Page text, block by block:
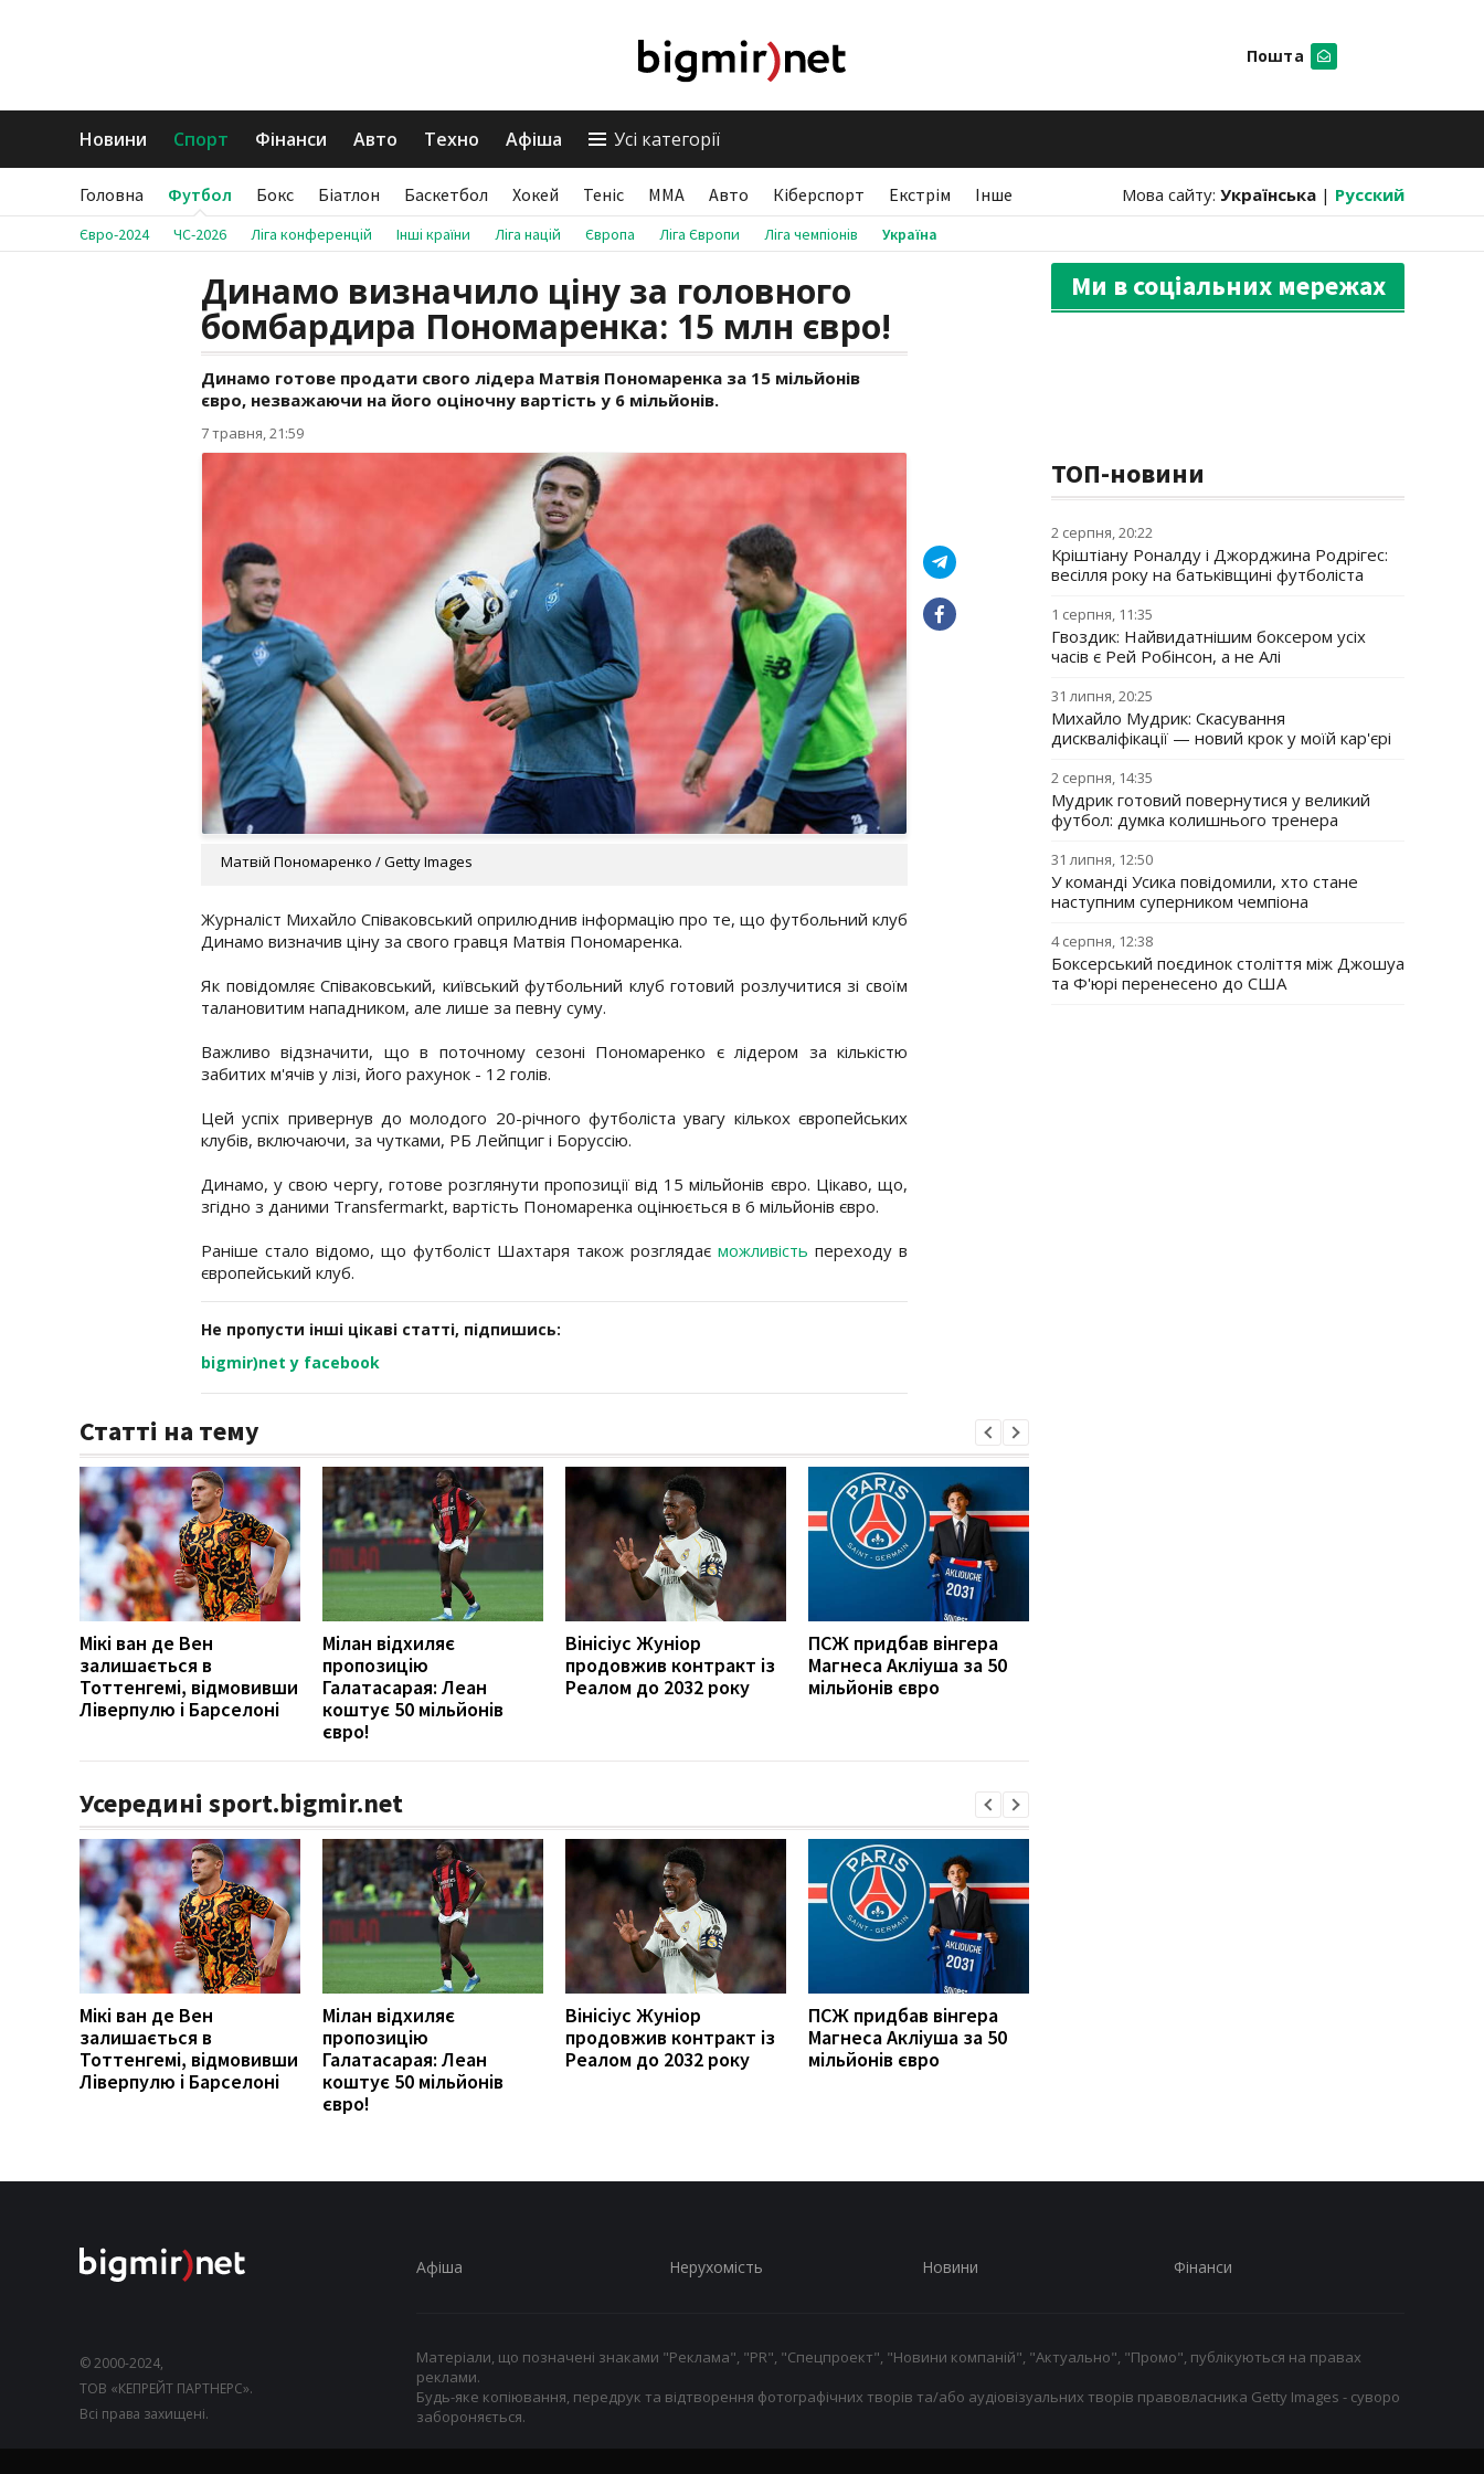
Пошта
Новини Спорт Фінанси Авто Техно Афіша Усі категорії
Головна Футбол Бокс Біатлон Баскетбол Хокей Теніс ММА Авто Кіберспорт Екстрім Інше Мова сайту: Українська | Русский
Євро-2024 ЧС-2026 Ліга конференцій Інші країни Ліга націй Європа Ліга Європи Ліга чемпіонів Україна
Динамо визначило ціну за головного
бомбардира Пономаренка: 15 млн євро!
Динамо готове продати свого лідера Матвія Пономаренка за 15 мільйонів
євро, незважаючи на його оціночну вартість у 6 мільйонів.
7 травня, 21:59
Матвій Пономаренко / Getty Images
Журналіст Михайло Співаковський оприлюднив інформацію про те, що футбольний клуб
Динамо визначив ціну за свого гравця Матвія Пономаренка.
Як повідомляє Співаковський, київський футбольний клуб готовий розлучитися зі своїм
талановитим нападником, але лише за певну суму.
Важливо відзначити, що в поточному сезоні Пономаренко є лідером за кількістю
забитих м'ячів у лізі, його рахунок - 12 голів.
Цей успіх привернув до молодого 20-річного футболіста увагу кількох європейських
клубів, включаючи, за чутками, РБ Лейпциг і Боруссію.
Динамо, у свою чергу, готове розглянути пропозиції від 15 мільйонів євро. Цікаво, що,
згідно з даними Transfermarkt, вартість Пономаренка оцінюється в 6 мільйонів євро.
Раніше стало відомо, що футболіст Шахтаря також розглядаєможливість переходу в
європейський клуб.
Не пропусти інші цікаві статті, підпишись:
bigmir)net у facebook
Статті на тему
Мікі ван де Вен
залишається в
Тоттенгемі, відмовивши
Ліверпулю і Барселоні
Мілан відхиляє
пропозицію
Галатасарая: Леан
коштує 50 мільйонів
євро!
Вінісіус Жуніор
продовжив контракт із
Реалом до 2032 року
ПСЖ придбав вінгера
Магнеса Акліуша за 50
мільйонів євро
Усередині sport.bigmir.net
Мікі ван де Вен
залишається в
Тоттенгемі, відмовивши
Ліверпулю і Барселоні
Мілан відхиляє
пропозицію
Галатасарая: Леан
коштує 50 мільйонів
євро!
Вінісіус Жуніор
продовжив контракт із
Реалом до 2032 року
ПСЖ придбав вінгера
Магнеса Акліуша за 50
мільйонів євро
Ми в соціальних мережах
ТОП-новини
2 серпня, 20:22
Кріштіану Роналду і Джорджина Родрігес:
весілля року на батьківщині футболіста
1 серпня, 11:35
Гвоздик: Найвидатнішим боксером усіх
часів є Рей Робінсон, а не Алі
31 липня, 20:25
Михайло Мудрик: Скасування
дискваліфікації — новий крок у моїй кар'єрі
2 серпня, 14:35
Мудрик готовий повернутися у великий
футбол: думка колишнього тренера
31 липня, 12:50
У команді Усика повідомили, хто стане
наступним суперником чемпіона
4 серпня, 12:38
Боксерський поєдинок століття між Джошуа
та Ф'юрі перенесено до США
© 2000-2024,
ТОВ «КЕПРЕЙТ ПАРТНЕРС».
Всі права захищені.
Афіша Нерухомість Новини Фінанси
Матеріали, що позначені знаками "Реклама", "PR", "Спецпроект", "Новини компаній", "Актуально", "Промо", публікуються на правах
реклами.
Будь-яке копіювання, передрук та відтворення фотографічних творів та/або аудіовізуальних творів правовласника Getty Images - суворо
забороняється.